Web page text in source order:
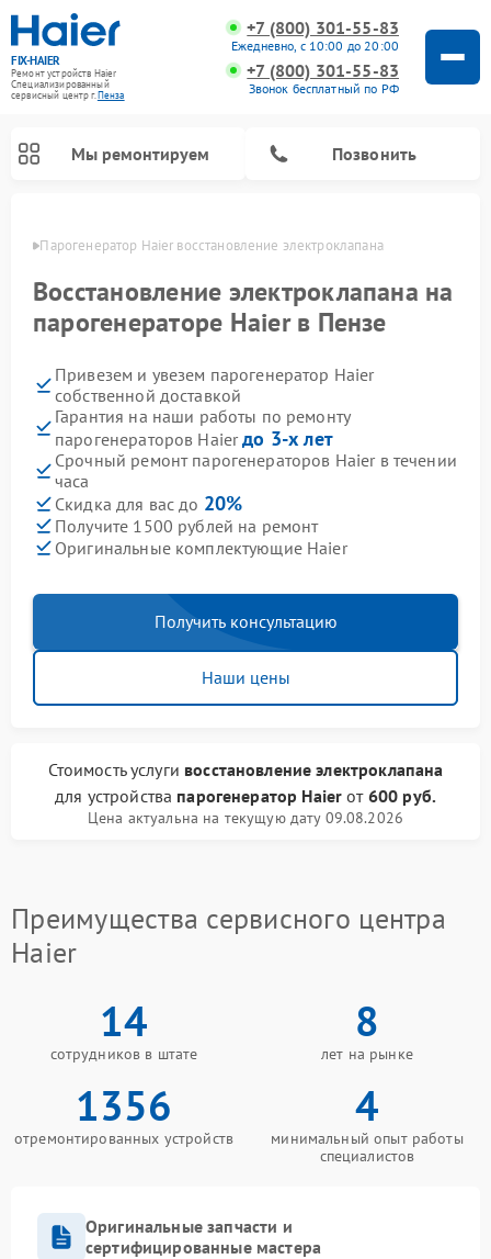
FIX-HAIER
Ремонт устройств Haier
Специализированный
cервисный центр г.Пенза
+7 (800) 301-55-83
Ежедневно, с 10:00 до 20:00
+7 (800) 301-55-83
Звонок бесплатный по РФ
Мы ремонтируем Позвонить
Парогенератор Haier восстановление электроклапана
Восстановление электроклапана на
парогенераторе Haier в Пензе
Привезем и увезем парогенератор Haier
собственной доставкой
Гарантия на наши работы по ремонту
парогенераторов Haierдо 3-х лет
Срочный ремонт парогенераторов Haier в течении
часа
Скидка для вас до 20%
Получите 1500 рублей на ремонт
Оригинальные комплектующие Haier
Получить консультацию
Наши цены
Стоимость услуги восстановление электроклапана
для устройства парогенератор Haier от 600 руб.
Цена актуальна на текущую дату 09.08.2026
Преимущества сервисного центра
Haier
14
сотрудников в штате
8
лет на рынке
1356
отремонтированных устройств
4
минимальный опыт работы
специалистов
Оригинальные запчасти и
сертифицированные мастера